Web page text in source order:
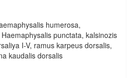
humerosa,
punctata, kalsinozis
I-V, ramus karpeus dorsalis,
kaudalis dorsalis